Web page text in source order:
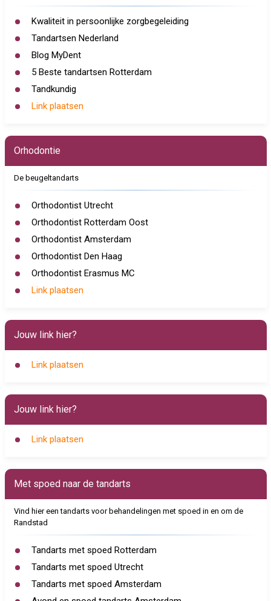
Kwaliteit in persoonlijke zorgbegeleiding
Tandartsen Nederland
Blog MyDent
5 Beste tandartsen Rotterdam
Tandkundig
Link plaatsen
Orhodontie
De beugeltandarts
Orthodontist Utrecht
Orthodontist Rotterdam Oost
Orthodontist Amsterdam
Orthodontist Den Haag
Orthodontist Erasmus MC
Link plaatsen
Jouw link hier?
Link plaatsen
Jouw link hier?
Link plaatsen
Met spoed naar de tandarts
Vind hier een tandarts voor behandelingen met spoed in en om de
Randstad
Tandarts met spoed Rotterdam
Tandarts met spoed Utrecht
Tandarts met spoed Amsterdam